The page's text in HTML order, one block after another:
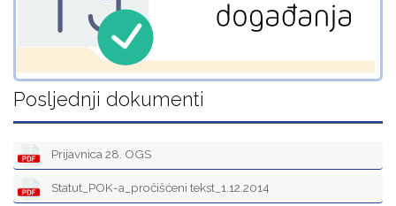
Posljednji dokumenti
Prijavnica 28. OGS
Statut_POK-a_pročišćeni tekst_1.12.2014